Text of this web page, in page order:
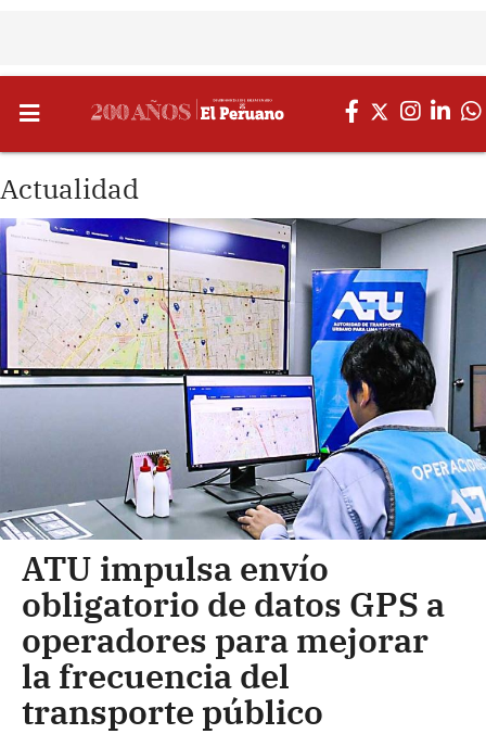
Actualidad
ATU impulsa envío
obligatorio de datos GPS a
operadores para mejorar
la frecuencia del
transporte público